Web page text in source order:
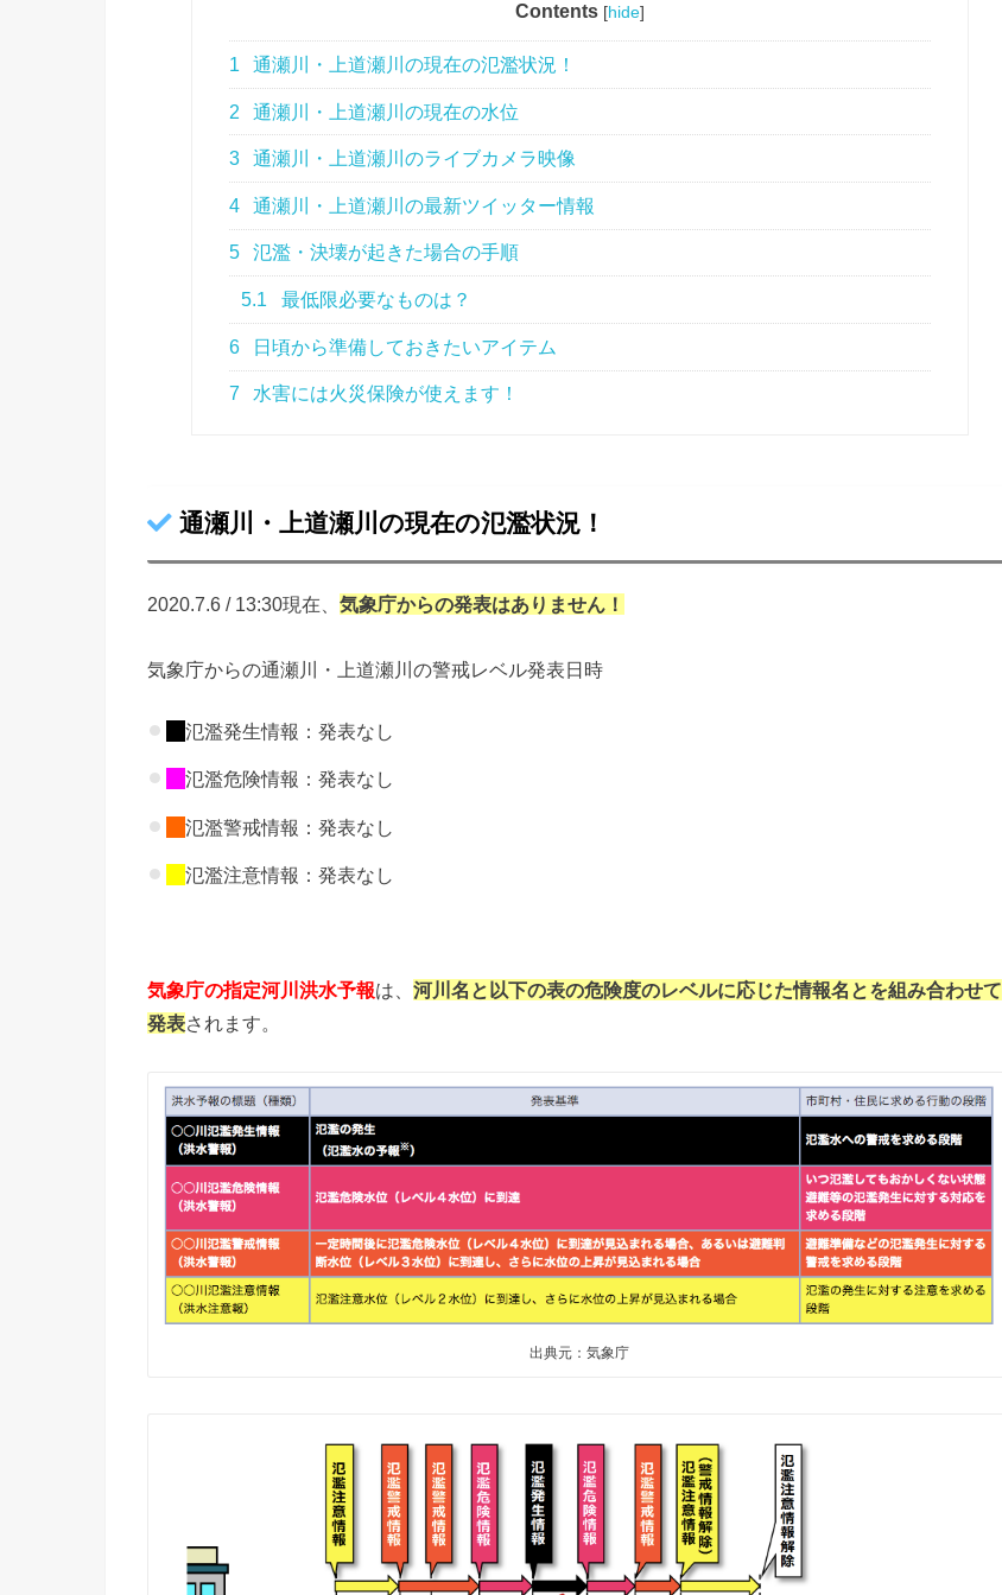
Contents [hide]
1 通瀬川・上道瀬川の現在の氾濫状況！
2 通瀬川・上道瀬川の現在の水位
3 通瀬川・上道瀬川のライブカメラ映像
4 通瀬川・上道瀬川の最新ツイッター情報
5 氾濫・決壊が起きた場合の手順
5.1 最低限必要なものは？
6 日頃から準備しておきたいアイテム
7 水害には火災保険が使えます！
通瀬川・上道瀬川の現在の氾濫状況！
2020.7.6 / 13:30現在、 気象庁からの発表はありません！
気象庁からの通瀬川・上道瀬川の警戒レベル発表日時
氾濫発生情報：発表なし
氾濫危険情報：発表なし
氾濫警戒情報：発表なし
氾濫注意情報：発表なし
気象庁の指定河川洪水予報は、 河川名と以下の表の危険度のレベルに応じた情報名とを組み合わせて
発表されます。
出典元：気象庁